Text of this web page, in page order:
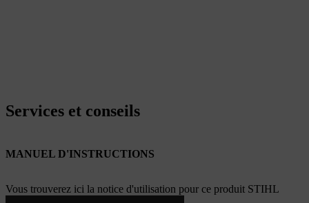
Services et conseils
MANUEL D'INSTRUCTIONS
Vous trouverez ici la notice d'utilisation pour ce produit STIHL